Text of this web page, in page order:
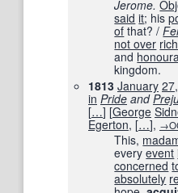
Jerome.
said it; his
of that? /
not over rich
and
kingdom.
1813 January 27
in Pride and
[…] [George
Egerton, […],
This,
everyevent
concerned
absolutely